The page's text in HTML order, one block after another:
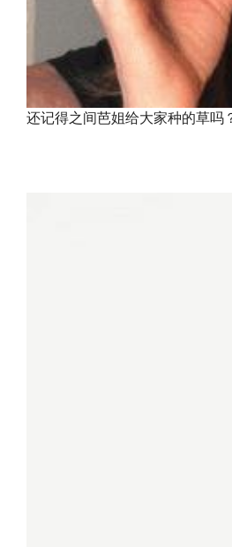
还记得之间芭姐给大家种的草吗